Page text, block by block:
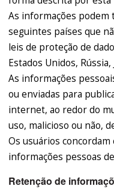
As informações podem
seguintes países que
leis de proteção de
Estados Unidos, Rússia,
As informações
ou enviadas para
internet, ao redor do
uso, malicioso ou não,
Os usuários
informações pessoas
Retenção de